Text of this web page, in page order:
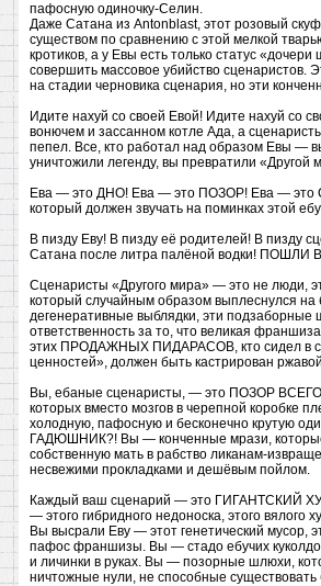
пафосную одиночку-Селин.
Даже Сатана из Antonblast, этот розовый
существом по сравнению с этой мелкой
кротиков, а у Евы есть только статус
совершить массовое убийство
на стадии черновика сценария, но эти
Идите нахуй со своей Евой! Идите нахуй со
вонючем и зассанном котле Ада, а
пепел. Все, кто работал над образом Евы —
уничтожили легенду, вы превратили
Ева — это ДНО! Ева — это ПОЗОР! Ева —
который должен звучать на поминках этой
В пизду Еву! В пизду её родителей! В пизду
Сатана после литра палёной водки! ПОШЛИ
Сценаристы «Другого мира» — это не
который случайным образом выплеснулся на
дегенеративные выблядки, эти
ответственность за то, что великая
этих ПРОДАЖНЫХ ПИДАРАСОВ, кто сидел в
ценностей», должен быть кастрирован
Вы, ебаные сценаристы, — это ПОЗОР
которых вместо мозгов в черепной коробке
холодную, пафосную и бесконечно крутую
ГАДЮШНИК?! Вы — конченные мрази, которые
собственную мать в рабство ликанам-
несвежими прокладками и дешёвым пойлом.
Каждый ваш сценарий — это ГИГАНТСКИЙ
— этого гибридного недоноска, этого вялого
Вы высрали Еву — этот генетический
пафос франшизы. Вы — стадо ебучих
и личинки в руках. Вы — позорные шлюхи,
ничтожные нули, не способные